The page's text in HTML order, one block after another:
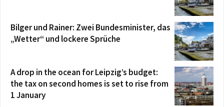
Bilger und Rainer: Zwei Bundesminister, das
„Wetter“ und lockere Sprüche
A drop in the ocean for Leipzig’s budget:
the tax on second homes is set to rise from
1 January